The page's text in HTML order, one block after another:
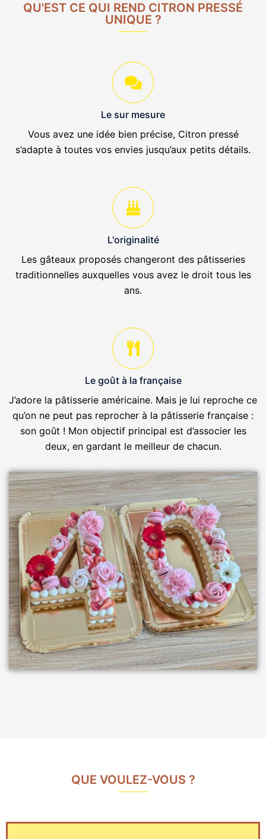
QU'EST CE QUI REND CITRON PRESSÉ
UNIQUE ?
Le sur mesure
Vous avez une idée bien précise, Citron pressé
s’adapte à toutes vos envies jusqu’aux petits détails.
L'originalité
Les gâteaux proposés changeront des pâtisseries
traditionnelles auxquelles vous avez le droit tous les
ans.
Le goût à la française
J’adore la pâtisserie américaine. Mais je lui reproche ce
qu’on ne peut pas reprocher à la pâtisserie française :
son goût ! Mon objectif principal est d’associer les
deux, en gardant le meilleur de chacun.
QUE VOULEZ-VOUS ?